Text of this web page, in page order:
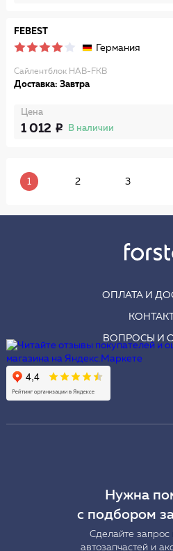
FEBEST
Германия
Сайлентблок HAB-FKB
Доставка: Завтра
Цена
1 012 В наличии
1 2 3
ОПЛАТА И
ВОПРОСЫ И
Нужна
с подбором
Сделайте запрос
автозапчастей и